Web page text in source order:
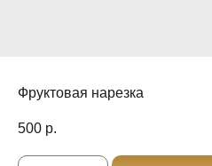
Фруктовая нарезка
500 р.